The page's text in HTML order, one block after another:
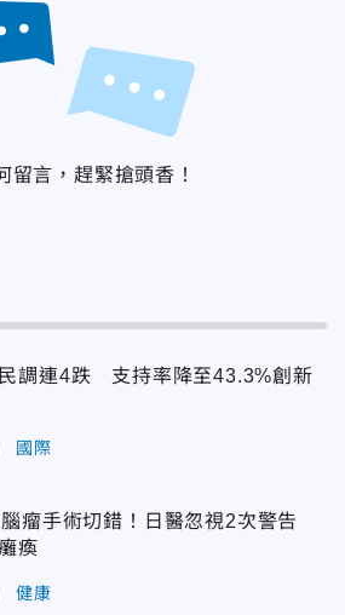
留言，趕緊搶頭香！
調連4跌 支持率降至43.3%創新
國際
瘤手術切錯！日醫忽視2次警告
瘓
健康